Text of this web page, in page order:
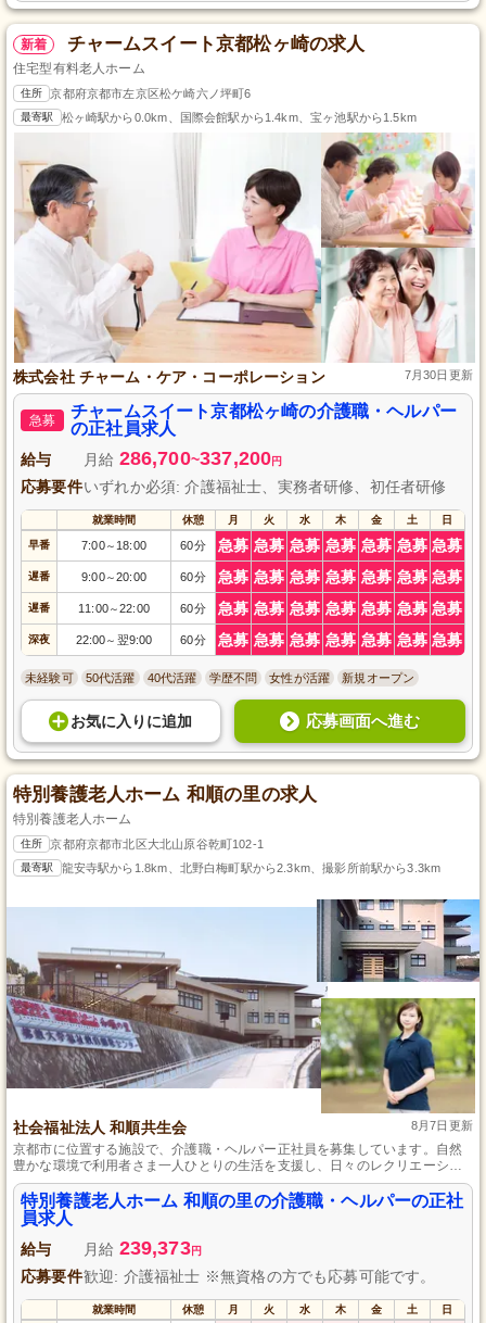
新着 チャームスイート京都松ヶ崎の求人
住宅型有料老人ホーム
住所 京都府京都市左京区松ケ崎六ノ坪町6
最寄駅 松ヶ崎駅から0.0km、国際会館駅から1.4km、宝ヶ池駅から1.5km
株式会社 チャーム・ケア・コーポレーション 7月30日更新
急募
チャームスイート京都松ヶ崎の介護職・ヘルパー
の正社員求人
給与 月給 286,700~337,200円
応募要件いずれか必須: 介護福祉士、実務者研修、初任者研修
就業時間 休憩 月 火 水 木 金 土 日
早番 7:00～ 18:00 60分 急募 急募 急募 急募 急募 急募 急募
遅番 9:00～20:00 60分 急募 急募 急募 急募 急募 急募 急募
遅番 11:00～22:00 60分 急募 急募 急募 急募 急募 急募 急募
深夜 22:00～ 翌9:00 60分 急募 急募 急募 急募 急募 急募 急募
未経験可 50代活躍 40代活躍 学歴不問 女性が活躍 新規オープン
お気に入り に追加 応募画面へ進む
特別養護老人ホーム 和順の里の求人
特別養護老人ホーム
住所 京都府京都市北区大北山原谷乾町102-1
最寄駅 龍安寺駅から1.8km、北野白梅町駅から2.3km、撮影所前駅から3.3km
社会福祉法人 和順共生会 8月7日更新
京都市に位置する施設で、介護職・ヘルパー正社員を募集しています。自然
豊かな環境で利用者さま一人ひとりの生活を支援し、日々のレクリエーショ
ンや季節イベントの企画にも携われるやりがいのある仕事です。介護経験が
あれば資格がなくても応募可能で、資格取得支援もあります。職場見学がで
きるため、実際の雰囲気を確認してから応募できる安心感も魅力です。
特別養護老人ホーム 和順の里の介護職・ヘルパーの正社
員求人
給与 月給 239,373円
応募要件歓迎: 介護福祉士 ※無資格の方でも応募可能です。
就業時間 休憩 月 火 水 木 金 土 日